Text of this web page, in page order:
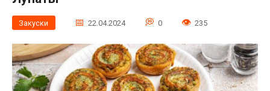
Закуски 22.04.2024 0 235